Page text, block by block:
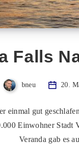
Falls
bneu 20.
einmal gut
Einwohner
Veranda gab es